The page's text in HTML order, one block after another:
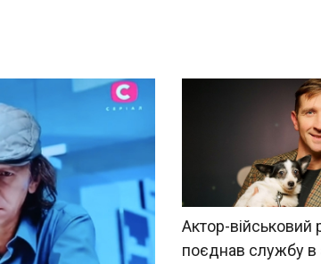
Актор-військовий
поєднав службу в